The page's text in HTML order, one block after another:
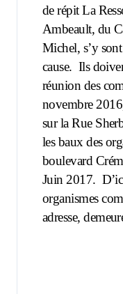
de répit La
Ambeault, du
Michel, s’y
cause. Ils
réunion des
novembre
sur la Rue
les baux des
boulevard
Juin 2017.
organismes
adresse,